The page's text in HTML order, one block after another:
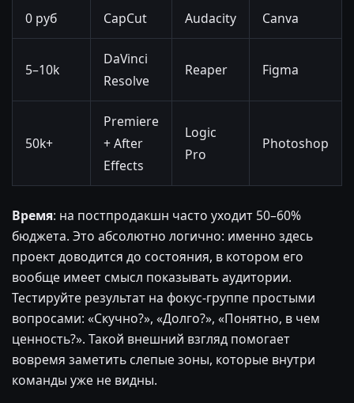
0 руб CapCut Audacity Canva
5–10k
DaVinci
Resolve
Reaper Figma
50k+
Premiere
+ After
Effects
Logic
Pro
Photoshop
Время: на постпродакшн часто уходит 50–60%
бюджета. Это абсолютно логично: именно здесь
проект доводится до состояния, в котором его
вообще имеет смысл показывать аудитории.
Тестируйте результат на фокус-группе простыми
вопросами: «Скучно?», «Долго?», «Понятно, в чем
ценность?». Такой внешний взгляд помогает
вовремя заметить слепые зоны, которые внутри
команды уже не видны.